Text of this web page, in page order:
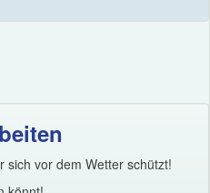
sich vor dem Wetter schützt!